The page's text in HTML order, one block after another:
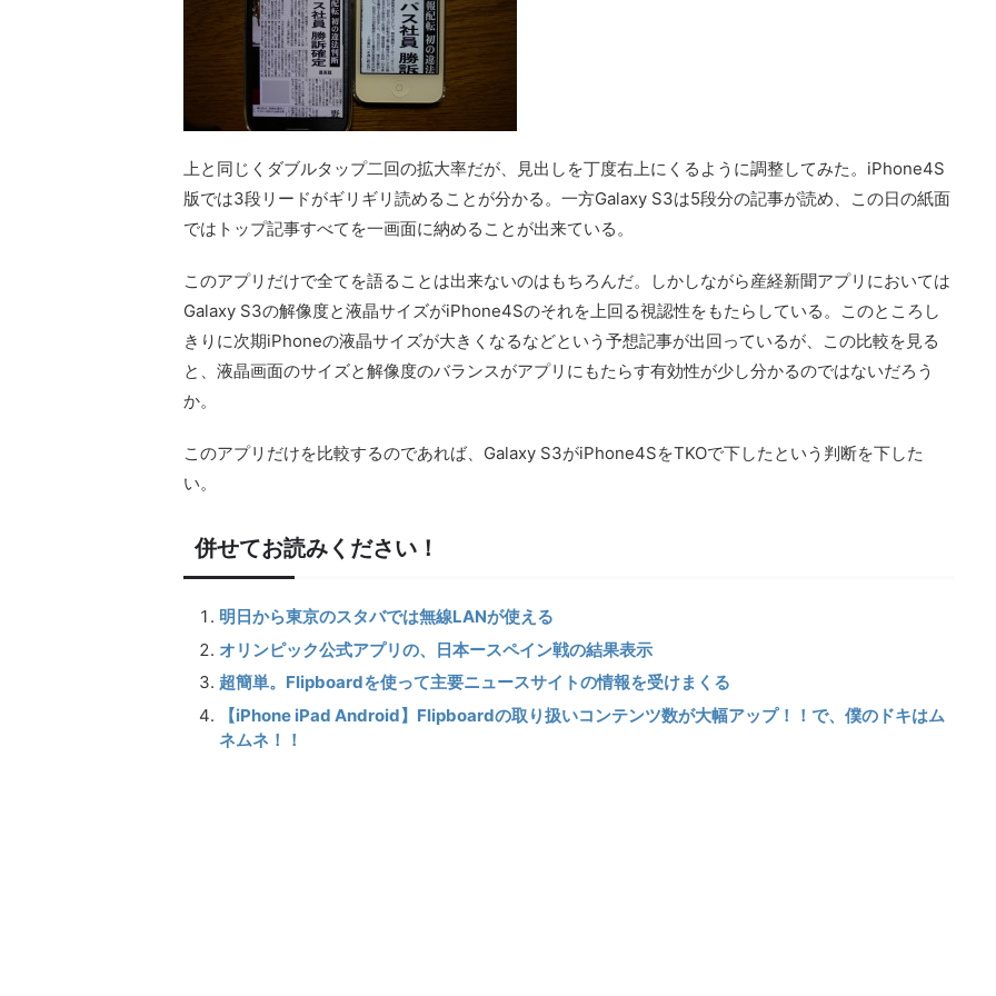
上と同じくダブルタップ二回の拡大率だが、見出しを丁度右上にくるように調整してみた。iPhone4S
版では3段リードがギリギリ読めることが分かる。一方Galaxy S3は5段分の記事が読め、この日の紙面
ではトップ記事すべてを一画面に納めることが出来ている。
このアプリだけで全てを語ることは出来ないのはもちろんだ。しかしながら産経新聞アプリにおいては
Galaxy S3の解像度と液晶サイズがiPhone4Sのそれを上回る視認性をもたらしている。このところし
きりに次期iPhoneの液晶サイズが大きくなるなどという予想記事が出回っているが、この比較を見る
と、液晶画面のサイズと解像度のバランスがアプリにもたらす有効性が少し分かるのではないだろう
か。
このアプリだけを比較するのであれば、Galaxy S3がiPhone4SをTKOで下したという判断を下した
い。
併せてお読みください！
明日から東京のスタバでは無線LANが使える
オリンピック公式アプリの、日本ースペイン戦の結果表示
超簡単。Flipboardを使って主要ニュースサイトの情報を受けまくる
【iPhone iPad Android】Flipboardの取り扱いコンテンツ数が大幅アップ！！で、僕のドキはム
ネムネ！！